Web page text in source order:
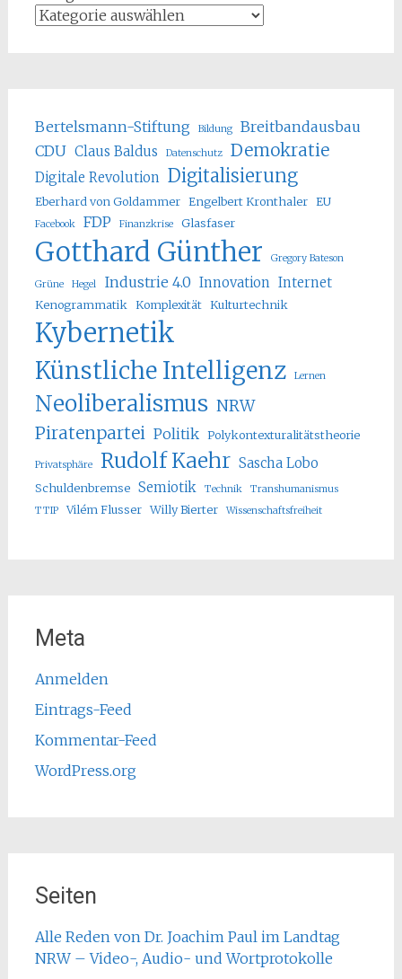
Bertelsmann-Stiftung Bildung
Breitbandausbau
CDU Claus Baldus Datenschutz Demokratie
Digitale Revolution Digitalisierung
Eberhard von Goldammer Engelbert Kronthaler EU
Facebook FDP Finanzkrise Glasfaser
Gotthard Günther Gregory Bateson
Grüne Hegel Industrie 4.0 Innovation Internet
Kenogrammatik Komplexität Kulturtechnik
Kybernetik
Künstliche Intelligenz Lernen
Neoliberalismus NRW
Piratenpartei Politik Polykontexturalitätstheorie
Privatsphäre Rudolf Kaehr Sascha Lobo
Schuldenbremse Semiotik Technik
Transhumanismus
TTIP
Vilém Flusser Willy Bierter Wissenschaftsfreiheit
Meta
Anmelden
Eintrags-Feed
Kommentar-Feed
WordPress.org
Seiten
Alle Reden von Dr. Joachim Paul im Landtag
NRW – Video-, Audio- und Wortprotokolle